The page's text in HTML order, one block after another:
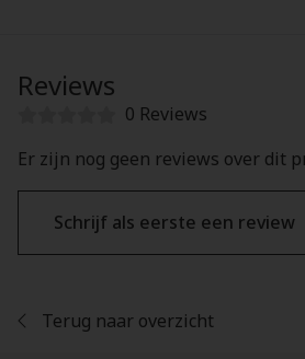
Reviews
0 Reviews
Er zijn nog geen reviews over dit
Schrijf als eerste een review
Terug naar overzicht